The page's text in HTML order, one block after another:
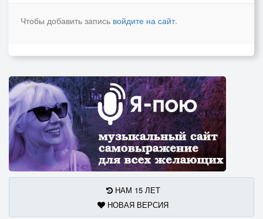
Чтобы добавить запись войдите на сайт.
НАМ 15 ЛЕТ
НОВАЯ ВЕРСИЯ